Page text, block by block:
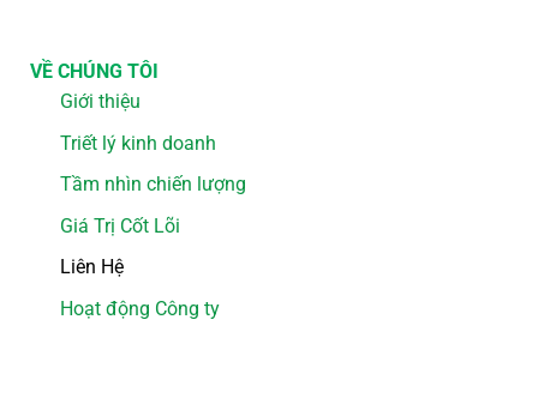
VỀ CHÚNG TÔI
Giới thiệu
Triết lý kinh doanh
Tầm nhìn chiến lượng
Giá Trị Cốt Lõi
Liên Hệ
Hoạt động Công ty